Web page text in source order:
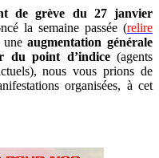
de grève du 27 janvier
la semaine passée (relire
uneaugmentation générale
du point d’indice(agents
nous vous prions de
organisées, à cet